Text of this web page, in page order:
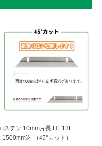
□ステン 10mm片長 HL 13L
-1500mm迄 （45°カット）